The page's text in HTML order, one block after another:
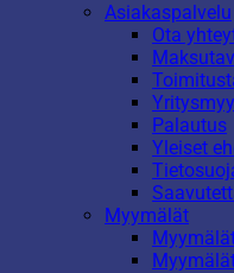
Asiakaspalvelu
Ota
Palautus
Yleiset
Myymälät